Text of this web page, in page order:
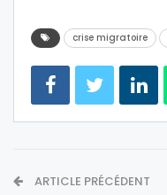
crise migratoire
ARTICLE PRÉCÉDENT